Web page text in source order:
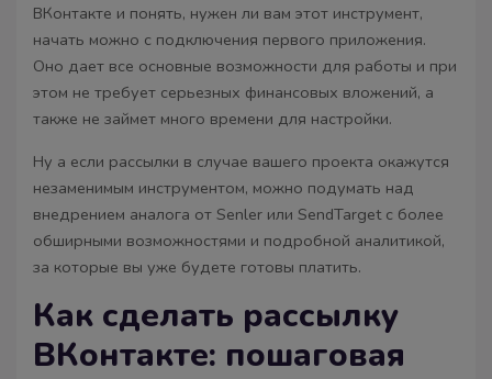
ВКонтакте и понять, нужен ли вам этот инструмент,
начать можно с подключения первого приложения.
Оно дает все основные возможности для работы и при
этом не требует серьезных финансовых вложений, а
также не займет много времени для настройки.
Ну а если рассылки в случае вашего проекта окажутся
незаменимым инструментом, можно подумать над
внедрением аналога от Senler или SendTarget с более
обширными возможностями и подробной аналитикой,
за которые вы уже будете готовы платить.
Как сделать рассылку
ВКонтакте: пошаговая